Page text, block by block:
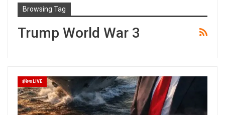
Browsing Tag
Trump World War 3
इंडिया LIVE